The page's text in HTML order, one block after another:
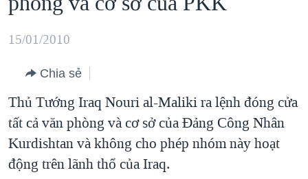
Tới
dung
chính
điều
hướng
chính
Đi
HOA KỲ
BIỂN ĐÔNG
BLOG
DIỄN ĐÀN
MỤC
TỰ DO BÁO CHÍ
CHUYÊN ĐỀ
15/01/2010
Chia sẻ
Thủ Tướng Iraq Nouri al-Maliki ra lệnh đóng cửa
tất cả văn phòng và cơ sở của Đảng Công Nhân
Kurdishtan và không cho phép nhóm này hoạt
động trên lãnh thổ của Iraq.